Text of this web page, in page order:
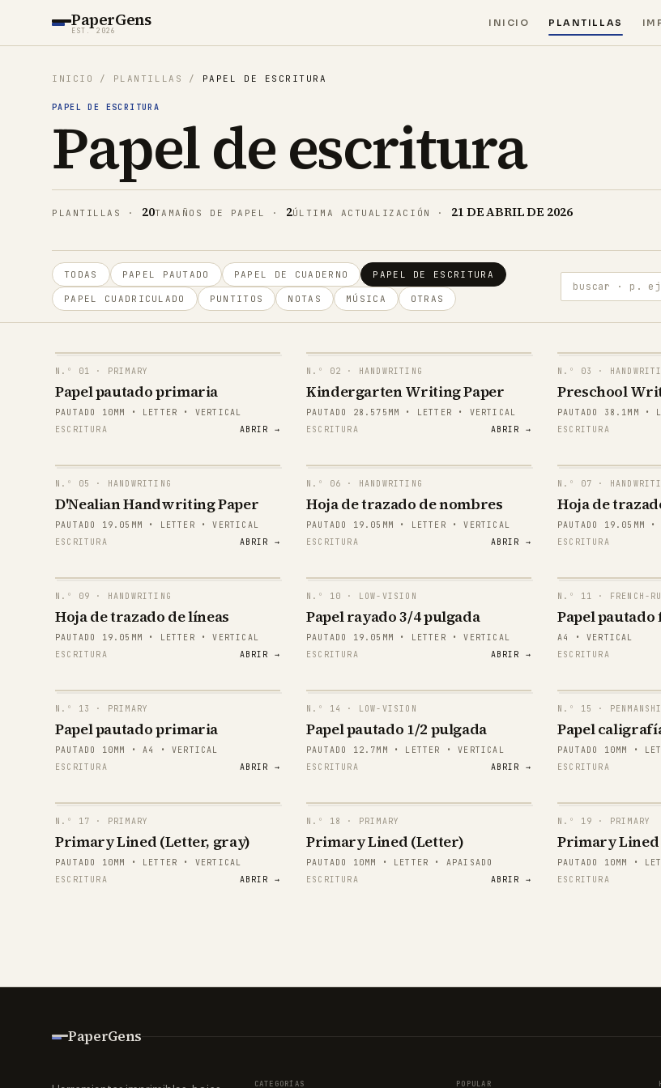
PaperGens
EST. 2026
INICIO PLANTILLAS
INICIO / PLANTILLAS / PAPEL DE ESCRITURA
PAPEL DE ESCRITURA
Papel de escritura
PLANTILLAS · 20TAMAÑOS DE PAPEL · 2ÚLTIMA ACTUALIZACIÓN · 21 DE ABRIL DE 2026
TODAS PAPEL PAUTADO PAPEL DE CUADERNO PAPEL DE ESCRITURA
PAPEL CUADRICULADO PUNTITOS NOTAS MÚSICA OTRAS
buscar · p. ej.
papergens.com
N.º 01 · PRIMARY
Papel pautado primaria
PAUTADO 10MM • LETTER • VERTICAL
ESCRITURA
ABRIR →
papergens.com
N.º 02 · HANDWRITING
Kindergarten Writing Paper
PAUTADO 28.575MM • LETTER • VERTICAL
ESCRITURA
ABRIR →
papergens.com
N.º 03 ·
Preschool
PAUTADO 38.1MM •
ESCRITURA
N.º 05 · HANDWRITING
D'Nealian Handwriting Paper
PAUTADO 19.05MM • LETTER • VERTICAL
ESCRITURA
ABRIR →
Emma
Emma
Emma
Emma
Emma
Emma
Emma
Emma
Emma
Emma
N.º 06 · HANDWRITING
Hoja de trazado de nombres
PAUTADO 19.05MM • LETTER • VERTICAL
ESCRITURA
ABRIR →
Aa Bb
Aa Bb
Aa Bb
Aa Bb Cc
Aa Bb
Aa Bb
Aa Bb Cc
Aa Bb
Aa Bb
Aa Bb Cc
N.º 07 ·
Hoja de
PAUTADO 19.05MM
ESCRITURA
N.º 09 · HANDWRITING
Hoja de trazado de líneas
PAUTADO 19.05MM • LETTER • VERTICAL
ESCRITURA
ABRIR →
N.º 10 · LOW-VISION
Papel rayado 3/4 pulgada
PAUTADO 19.05MM • LETTER • VERTICAL
ESCRITURA
ABRIR →
N.º 11 · FRENCH-
Papel pautado
A4 • VERTICAL
ESCRITURA
N.º 13 · PRIMARY
Papel pautado primaria
PAUTADO 10MM • A4 • VERTICAL
ESCRITURA
ABRIR →
N.º 14 · LOW-VISION
Papel pautado 1/2 pulgada
PAUTADO 12.7MM • LETTER • VERTICAL
ESCRITURA
ABRIR →
N.º 15 ·
Papel
PAUTADO 10MM •
ESCRITURA
N.º 17 · PRIMARY
Primary Lined (Letter, gray)
PAUTADO 10MM • LETTER • VERTICAL
ESCRITURA
ABRIR →
N.º 18 · PRIMARY
Primary Lined (Letter)
PAUTADO 10MM • LETTER • APAISADO
ESCRITURA
ABRIR →
N.º 19 · PRIMARY
Primary
PAUTADO 10MM •
ESCRITURA
PaperGens
CATEGORÍAS POPULAR